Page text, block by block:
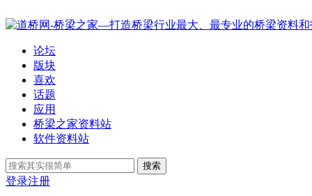
论坛
版块
喜欢
话题
应用
桥梁之家资料站
软件资料站
搜索
登录注册